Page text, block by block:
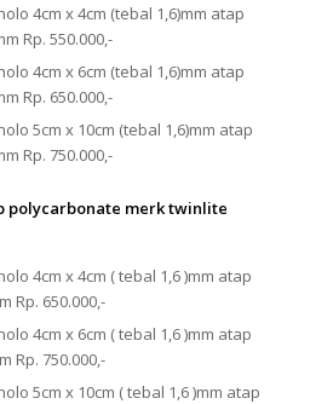
4cm x 4cm (tebal 1,6)mm atap
Rp. 550.000,-
4cm x 6cm (tebal 1,6)mm atap
Rp. 650.000,-
5cm x 10cm (tebal 1,6)mm atap
Rp. 750.000,-
polycarbonate merk twinlite
4cm x 4cm ( tebal 1,6 )mm atap
Rp. 650.000,-
4cm x 6cm ( tebal 1,6 )mm atap
Rp. 750.000,-
5cm x 10cm ( tebal 1,6 )mm atap